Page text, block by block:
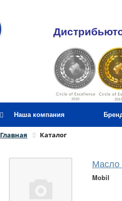
Наша компания
Главная Каталог
Масло
Mobil